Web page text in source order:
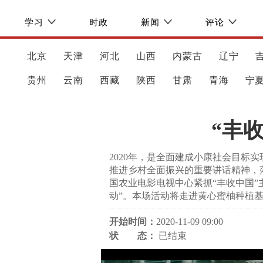
学习 时政 新闻 评论
北京 天津 河北 山西 内蒙古 辽宁
贵州 云南 西藏 陕西 甘肃 青海 宁
“丰
2020年，是全面建成小康社会目标
推进乡村全面振兴的重要讲话精神
国农业电影电视中心紧抓“丰收中国
动”。本场活动将走进黄心蜜柚种植
开始时间： 2020-11-09 09:00
状 态：
已结束